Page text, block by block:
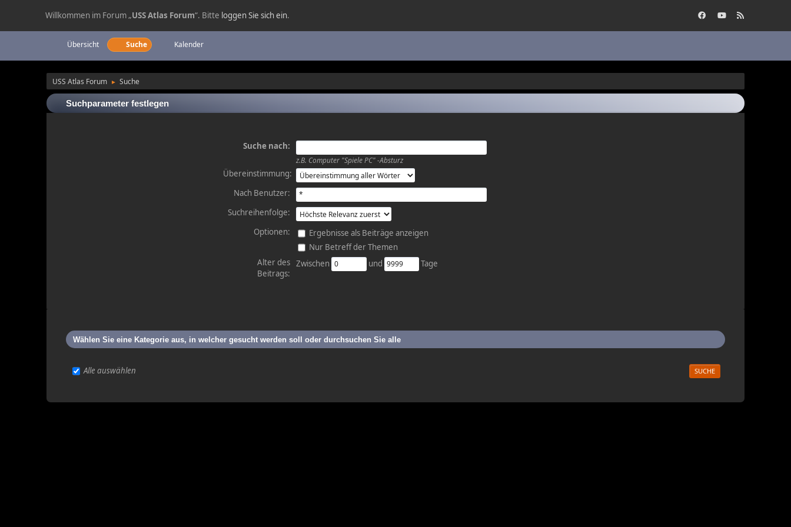
Willkommen im Forum „USS Atlas Forum“. Bitte loggen Sie sich ein.
Übersicht Suche Kalender
USS Atlas Forum ► Suche
Suchparameter festlegen
Suche nach:
z.B. Computer "Spiele PC" -Absturz
Übereinstimmung:
Nach Benutzer:
Suchreihenfolge:
Optionen:
Ergebnisse als Beiträge anzeigen
Nur Betreff der Themen
Alter des
Beitrags:
Zwischen und Tage
Wählen Sie eine Kategorie aus, in welcher gesucht werden soll oder durchsuchen Sie alle
Alle auswählen